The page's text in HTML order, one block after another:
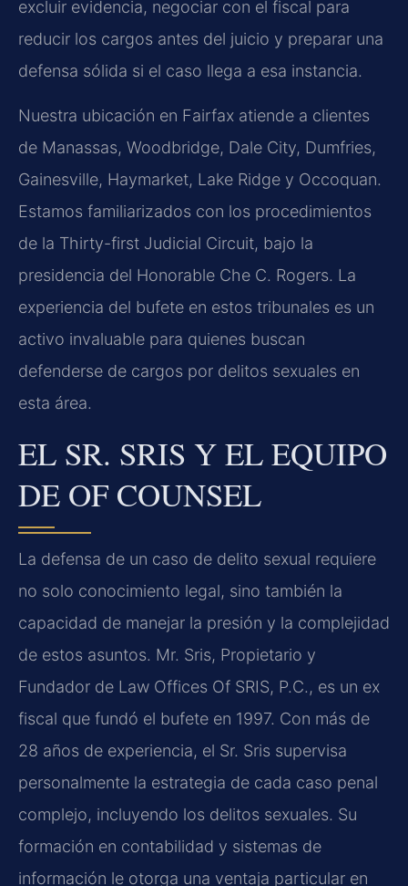
excluir evidencia, negociar con el fiscal para
reducir los cargos antes del juicio y preparar una
defensa sólida si el caso llega a esa instancia.
Nuestra ubicación en Fairfax atiende a clientes
de Manassas, Woodbridge, Dale City, Dumfries,
Gainesville, Haymarket, Lake Ridge y Occoquan.
Estamos familiarizados con los procedimientos
de la Thirty-first Judicial Circuit, bajo la
presidencia del Honorable Che C. Rogers. La
experiencia del bufete en estos tribunales es un
activo invaluable para quienes buscan
defenderse de cargos por delitos sexuales en
esta área.
EL SR. SRIS Y EL EQUIPO
DE OF COUNSEL
La defensa de un caso de delito sexual requiere
no solo conocimiento legal, sino también la
capacidad de manejar la presión y la complejidad
de estos asuntos. Mr. Sris, Propietario y
Fundador de Law Offices Of SRIS, P.C., es un ex
fiscal que fundó el bufete en 1997. Con más de
28 años de experiencia, el Sr. Sris supervisa
personalmente la estrategia de cada caso penal
complejo, incluyendo los delitos sexuales. Su
formación en contabilidad y sistemas de
información le otorga una ventaja particular en